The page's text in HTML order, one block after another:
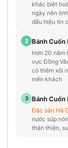
khác biệt
ngày nên
dấu hiệu tin
2 Bánh Cuốn
Hơn 20 năm
vực Đồng
có thêm xôi
mến khách
3 Bánh Cuốn
Đặc sản Hà
nước súp
thân thiện,